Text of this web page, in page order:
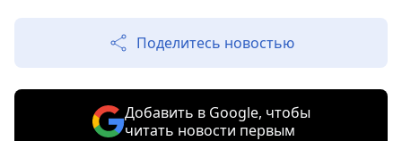
Поделитесь новостью
Добавить в Google, чтобы
читать новости первым